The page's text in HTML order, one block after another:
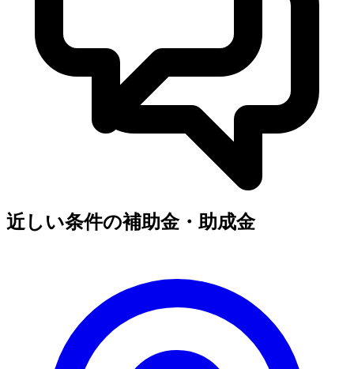
近しい条件の補助金・助成金